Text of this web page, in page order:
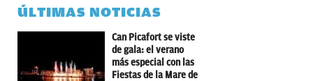
ÚLTIMAS NOTICIAS
Can Picafort se viste
de gala: el verano
más especial con las
Fiestas de la Mare de